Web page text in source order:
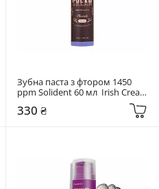
Зубна паста з фтором 1450
ppm Solident 60 мл  Irish Cream
330 ₴